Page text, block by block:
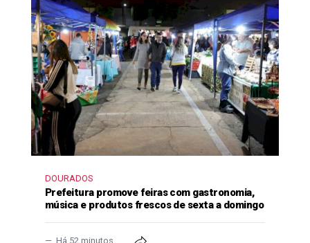
DOURADOS
Prefeitura promove feiras com gastronomia,
música e produtos frescos de sexta a domingo
Há 52 minutos